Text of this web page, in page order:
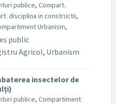
publice, Compart.
disciplina in constructii,
Urbanism,
public
Agricol, Urbanism
insectelor de
publice, Compartiment